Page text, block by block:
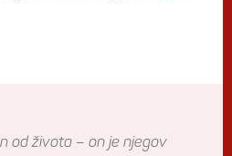
od života – on je njegov